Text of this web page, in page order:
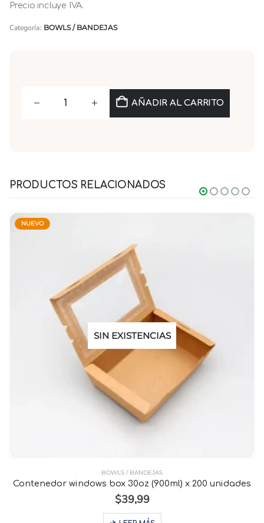
Precio incluye IVA.
Categoría: BOWLS / BANDEJAS
AÑADIR AL CARRITO
PRODUCTOS RELACIONADOS
NUEVO
SIN EXISTENCIAS
BOWLS / BANDEJAS
Contenedor windows box 30oz (900ml) x 200 unidades
$39,99